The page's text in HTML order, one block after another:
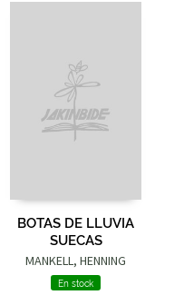
BOTAS DE LLUVIA
SUECAS
MANKELL, HENNING
En stock